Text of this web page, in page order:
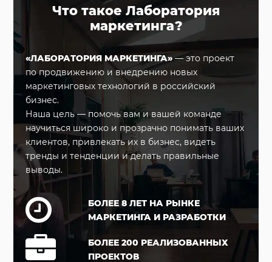
Что такое Лаборатория
маркетинга?
«ЛАБОРАТОРИЯ МАРКЕТИНГА»— это проект
по продвижению и внедрению новых
маркетинговых технологий в российский
бизнес.
Наша цель — помочь вам и вашей команде
научиться широко и прозрачно понимать ваших
клиентов, привлекать их в бизнес, видеть
тренды и тенденции и делать правильные
выводы.
БОЛЕЕ 8 ЛЕТ НА РЫНКЕ
МАРКЕТИНГА И РАЗРАБОТКИ
БОЛЕЕ 200 РЕАЛИЗОВАННЫХ
ПРОЕКТОВ